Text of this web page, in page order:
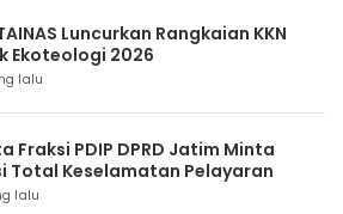
Luncurkan Rangkaian KKN
Ekoteologi 2026
lalu
Fraksi PDIP DPRD Jatim Minta
Total Keselamatan Pelayaran
lalu